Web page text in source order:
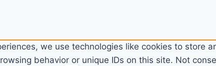
we use technologies like cookies to store
behavior or unique IDs on this site. Not